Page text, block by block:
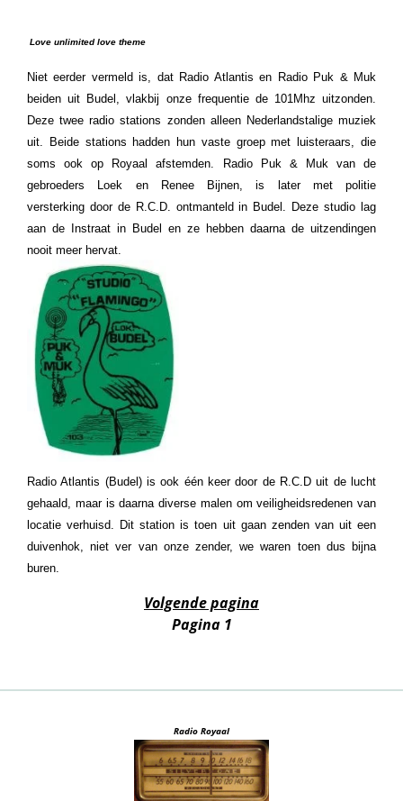
Love unlimited love theme
Niet eerder vermeld is, dat Radio Atlantis en Radio Puk & Muk
beiden uit Budel, vlakbij onze frequentie de 101Mhz uitzonden.
Deze twee radio stations zonden alleen Nederlandstalige muziek
uit. Beide stations hadden hun vaste groep met luisteraars, die
soms ook op Royaal afstemden. Radio Puk & Muk van de
gebroeders Loek en Renee Bijnen, is later met politie
versterking door de R.C.D. ontmanteld in Budel. Deze studio lag
aan de Instraat in Budel en ze hebben daarna de uitzendingen
nooit meer hervat.
Radio Atlantis (Budel) is ook één keer door de R.C.D uit de lucht
gehaald, maar is daarna diverse malen om veiligheidsredenen van
locatie verhuisd. Dit station is toen uit gaan zenden van uit een
duivenhok, niet ver van onze zender, we waren toen dus bijna
buren.
Volgende pagina
Pagina 1
Radio Royaal